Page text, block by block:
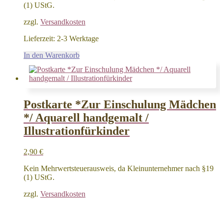
(1) UStG.
zzgl. Versandkosten
Lieferzeit: 2-3 Werktage
In den Warenkorb
Postkarte *Zur Einschulung Mädchen
*/ Aquarell handgemalt /
Illustrationfürkinder
2,90 €
Kein Mehrwertsteuerausweis, da Kleinunternehmer nach §19
(1) UStG.
zzgl. Versandkosten